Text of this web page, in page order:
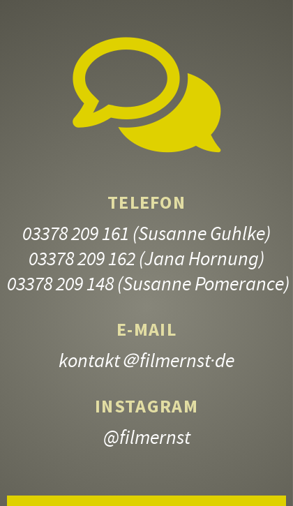
TELEFON
03378 209 161 (Susanne Guhlke)
03378 209 162(Jana Hornung)
03378 209 148(Susanne Pomerance)
E-MAIL
kontakt＠filmernst·de
INSTAGRAM
@filmernst